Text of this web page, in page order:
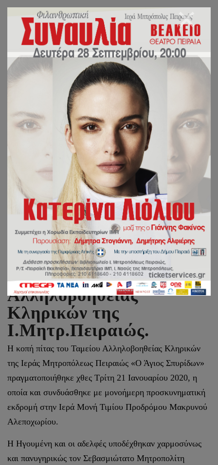
Κοπή πίτας του Ταμείου
Αλληλοβοηθείας
Κληρικών της
Ι.Μητρ.Πειραιώς.
Η κοπή πίτας του Ταμείου Αλληλοβοηθείας Κληρικών
της Ιεράς Μητροπόλεως Πειραιώς «Ο Άγιος Σπυρίδων»
πραγματοποιήθηκε χθες Τρίτη 21 Ιανουαρίου 2020, η
οποία και συνδυάσθηκε με μονοήμερη προσκυνηματική
εκδρομή στην Ιερά Μονή Τιμίου Προδρόμου Μακρυνού
Αλεποχωρίου.
Η Ηγουμένη και οι αδελφές υποδέχθηκαν χαρμοσύνως
και πανυγηρικώς τον Σεβασμιώτατο Μητροπολίτη